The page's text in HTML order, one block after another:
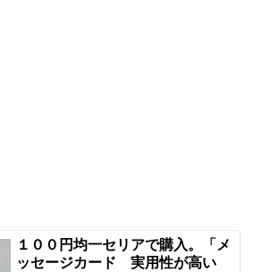
１００円均一セリアで購入。「メ
ッセージカード 実用性が高い